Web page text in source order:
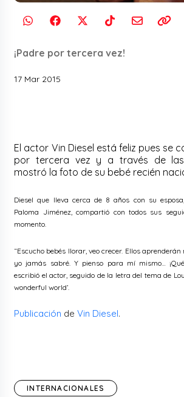
¡Padre por tercera vez!
17 Mar 2015
El actor Vin Diesel está feliz pues se
por tercera vez y a través de las
mostró la foto de su bebé recién
Diesel que lleva cerca de 8 años con su
Paloma Jiménez, compartió con todos sus
momento.
“Escucho bebés llorar, veo crecer. Ellos
yo jamás sabré. Y pienso para mí mismo…
escribió el actor, seguido de la letra del tema de
wonderful world’.
Publicación deVin Diesel.
INTERNACIONALES